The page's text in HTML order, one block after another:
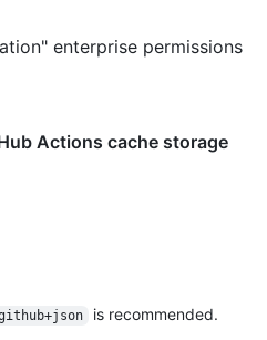
enterprise permissions
Actions cache storage
is recommended.